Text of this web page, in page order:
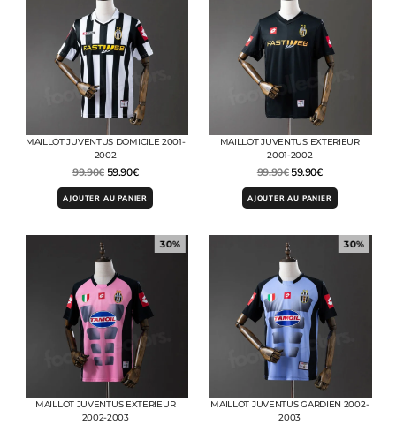
MAILLOT JUVENTUS DOMICILE 2001-
2002
99.90€ 59.90€
AJOUTER AU PANIER
MAILLOT JUVENTUS EXTERIEUR
2001-2002
99.90€ 59.90€
AJOUTER AU PANIER
30%
MAILLOT JUVENTUS EXTERIEUR
2002-2003
30%
MAILLOT JUVENTUS GARDIEN 2002-
2003